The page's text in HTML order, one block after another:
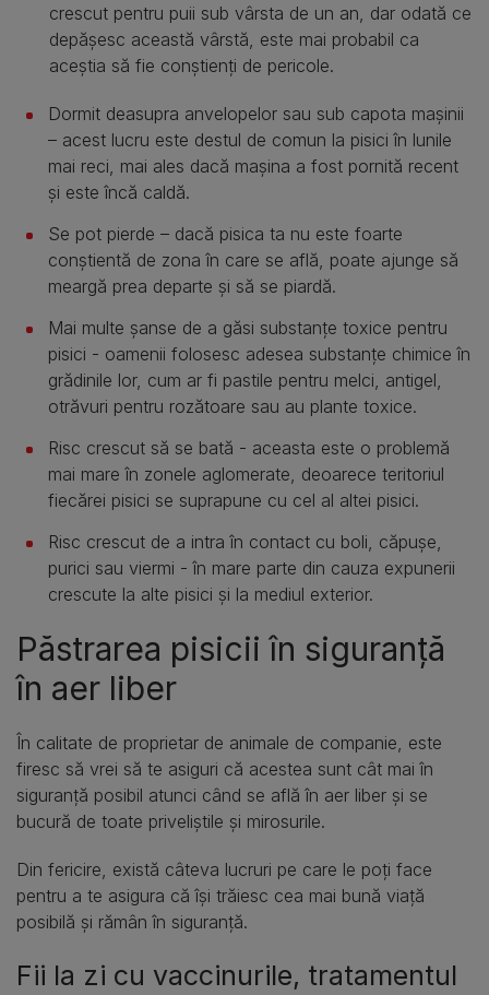
crescut pentru puii sub vârsta de un an, dar odată ce
depășesc această vârstă, este mai probabil ca
aceștia să fie conștienți de pericole.
Dormit deasupra anvelopelor sau sub capota mașinii
– acest lucru este destul de comun la pisici în lunile
mai reci, mai ales dacă mașina a fost pornită recent
și este încă caldă.
Se pot pierde – dacă pisica ta nu este foarte
conștientă de zona în care se află, poate ajunge să
meargă prea departe și să se piardă.
Mai multe șanse de a găsi substanțe toxice pentru
pisici - oamenii folosesc adesea substanțe chimice în
grădinile lor, cum ar fi pastile pentru melci, antigel,
otrăvuri pentru rozătoare sau au plante toxice.
Risc crescut să se bată - aceasta este o problemă
mai mare în zonele aglomerate, deoarece teritoriul
fiecărei pisici se suprapune cu cel al altei pisici.
Risc crescut de a intra în contact cu boli, căpușe,
purici sau viermi - în mare parte din cauza expunerii
crescute la alte pisici și la mediul exterior.
Păstrarea pisicii în siguranță
în aer liber
În calitate de proprietar de animale de companie, este
firesc să vrei să te asiguri că acestea sunt cât mai în
siguranță posibil atunci când se află în aer liber și se
bucură de toate priveliștile și mirosurile.
Din fericire, există câteva lucruri pe care le poți face
pentru a te asigura că își trăiesc cea mai bună viață
posibilă și rămân în siguranță.
Fii la zi cu vaccinurile, tratamentul